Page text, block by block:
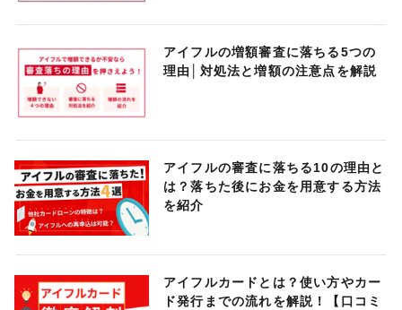
アイフルの増額審査に落ちる5つの
理由│対処法と増額の注意点を解説
アイフルの審査に落ちる10の理由と
は？落ちた後にお金を用意する方法
を紹介
アイフルカードとは？使い方やカー
ド発行までの流れを解説！【口コミ